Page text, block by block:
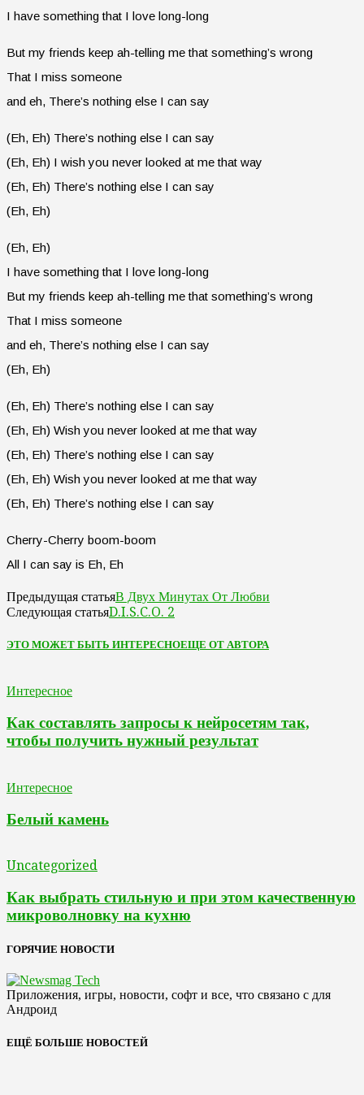
I have something that I love long-long
But my friends keep ah-telling me that something’s wrong
That I miss someone
and eh, There’s nothing else I can say
(Eh, Eh) There’s nothing else I can say
(Eh, Eh) I wish you never looked at me that way
(Eh, Eh) There’s nothing else I can say
(Eh, Eh)
(Eh, Eh)
I have something that I love long-long
But my friends keep ah-telling me that something’s wrong
That I miss someone
and eh, There’s nothing else I can say
(Eh, Eh)
(Eh, Eh) There’s nothing else I can say
(Eh, Eh) Wish you never looked at me that way
(Eh, Eh) There’s nothing else I can say
(Eh, Eh) Wish you never looked at me that way
(Eh, Eh) There’s nothing else I can say
Cherry-Cherry boom-boom
All I can say is Eh, Eh
Предыдущая статьяВ Двух Минутах От Любви
Следующая статьяD.I.S.C.O. 2
ЭТО МОЖЕТ БЫТЬ ИНТЕРЕСНОЕЩЕ ОТ АВТОРА
Интересное
Как составлять запросы к нейросетям так,
чтобы получить нужный результат
Интересное
Белый камень
Uncategorized
Как выбрать стильную и при этом качественную
микроволновку на кухню
ГОРЯЧИЕ НОВОСТИ
Приложения, игры, новости, софт и все, что связано с для
Андроид
ЕЩЁ БОЛЬШЕ НОВОСТЕЙ